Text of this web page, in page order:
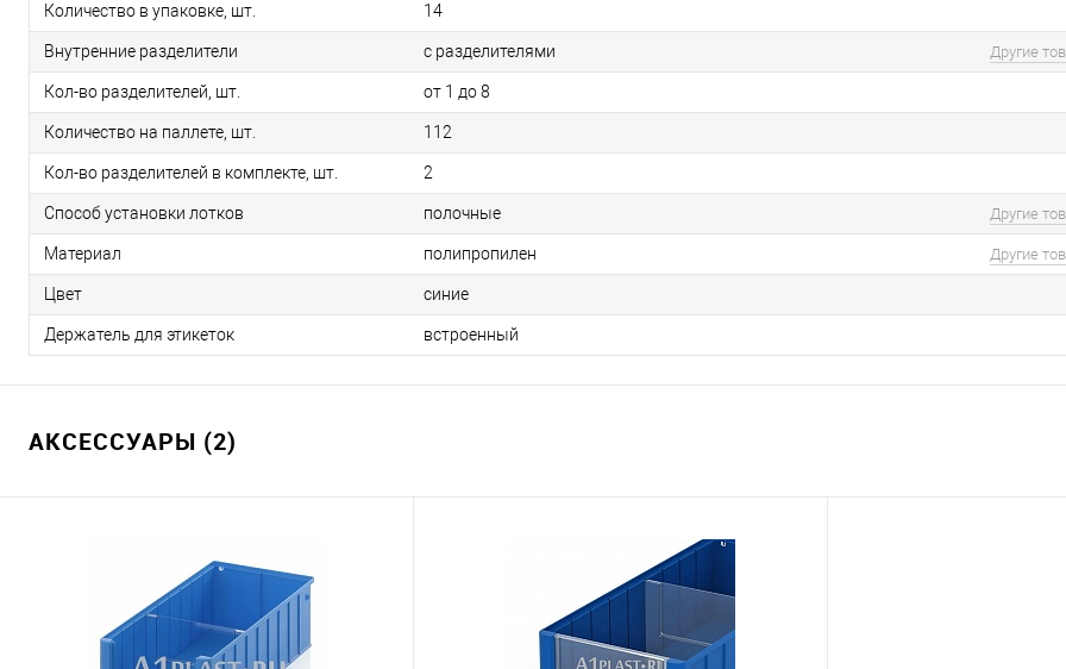
Количество в упаковке, шт. 14
Внутренние разделители с разделителями Другие
Кол-во разделителей, шт. от 1 до 8
Количество на паллете, шт. 112
Кол-во разделителей в комплекте, шт. 2
Способ установки лотков полочные Другие
Материал полипропилен Другие
Цвет синие
Держатель для этикеток встроенный
АКСЕССУАРЫ (2)